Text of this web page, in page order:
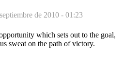
de 2010 - 01:23
which sets out to the goal,
sweat on the path of victory.